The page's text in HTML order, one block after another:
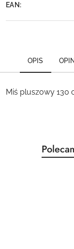
EAN:
OPIS
Miś pluszowy 130
Pomiń
o